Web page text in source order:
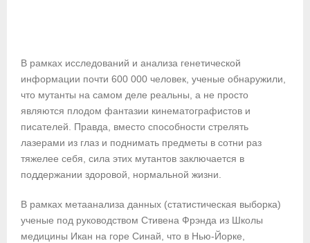
В рамках исследований и анализа генетической
информации почти 600 000 человек, ученые обнаружили,
что мутанты на самом деле реальны, а не просто
являются плодом фантазии кинематографистов и
писателей. Правда, вместо способности стрелять
лазерами из глаз и поднимать предметы в сотни раз
тяжелее себя, сила этих мутантов заключается в
поддержании здоровой, нормальной жизни.
В рамках метаанализа данных (статистическая выборка)
ученые под руководством Стивена Фрэнда из Школы
медицины Икан на горе Синай, что в Нью-Йорке,